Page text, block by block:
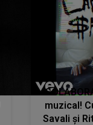
muzical!
Savali și